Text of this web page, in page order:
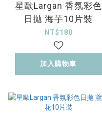
星歐Largan 香氛彩色
日拋 海芋10片裝
NT$180
加入購物車